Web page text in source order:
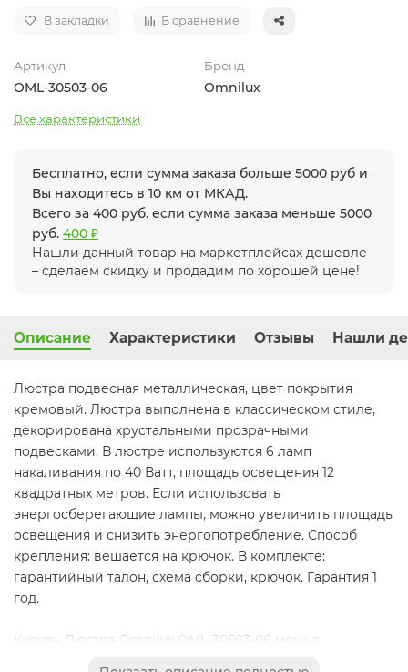
В закладки В сравнение
Артикул
OML-30503-06
Бренд
Omnilux
Все характеристики
Бесплатно, если сумма заказа больше 5000 руб и
Вы находитесь в 10 км от МКАД.
Всего за 400 руб. если сумма заказа меньше 5000
руб. 400 ₽
Нашли данный товар на маркетплейсах дешевле
– сделаем скидку и продадим по хорошей цене!
Описание Характеристики Отзывы Нашли
Люстра подвесная металлическая, цвет покрытия
кремовый. Люстра выполнена в классическом стиле,
декорирована хрустальными прозрачными
подвесками. В люстре используются 6 ламп
накаливания по 40 Ватт, площадь освещения 12
квадратных метров. Если использовать
энергосберегающие лампы, можно увеличить площадь
освещения и снизить энергопотребление. Способ
крепления: вешается на крючок. В комплекте:
гарантийный талон, схема сборки, крючок. Гарантия 1
год.
Купить Люстра Omnilux OML-30503-06 можно